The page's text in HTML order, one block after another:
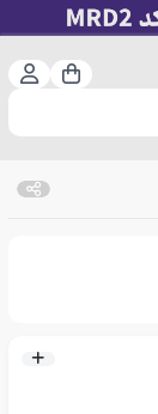
سبد